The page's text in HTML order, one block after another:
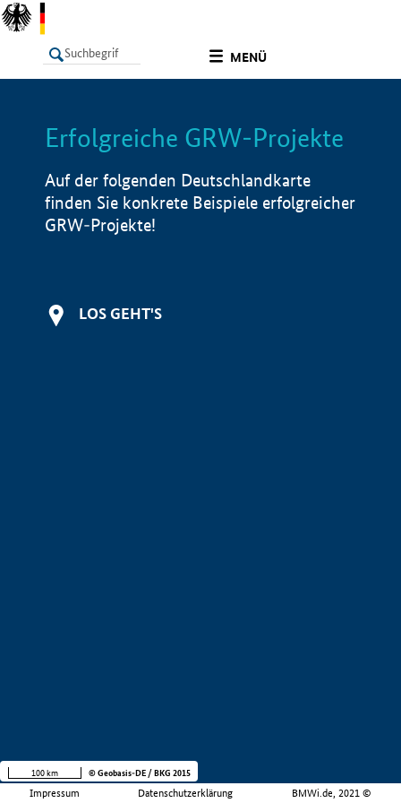
MENÜ
LISTE Info
Erfolgreiche GRW-Projekte
Auf der folgenden Deutschlandkarte
finden Sie konkrete Beispiele erfolgreicher
GRW-Projekte!
LOS GEHT'S
Impressum Datenschutzerklärung BMWi.de, 2021 ©
100 km © Geobasis-DE / BKG 2015